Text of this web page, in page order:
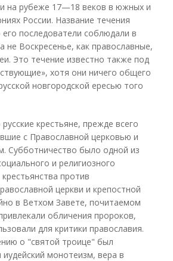
на рубеже 17—18 веков в южных и
России. Название течения
последователи соблюдали в
не Воскресенье, как православные,
Это течение известно также под
хотя они ничего общего
новгородской ересью того
крестьяне, прежде всего
с Православной церковью и
Субботничество было одной из
и религиозного
против
церкви и крепостной
в Ветхом Завете, почитаемом
обличения пророков,
для критики православия.
о "святой троице" был
монотеизм, вера в